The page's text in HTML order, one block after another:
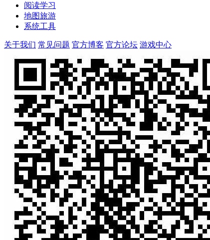
阅读学习
地图旅游
系统工具
关于我们 常见问题 官方博客 官方论坛 游戏中心